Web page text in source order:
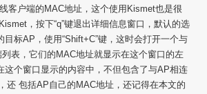
客户端的MAC地址，这个使用Kismet也是很
，按下“q”键退出详细信息窗口，默认的选
目标AP，使用“Shift+C”键，这时会打开一个与
表，它们的MAC地址就显示在这个窗口的左
这个窗口显示的内容中，不但包含了与AP相连
还 包括AP自己的MAC地址，还记得在本文的